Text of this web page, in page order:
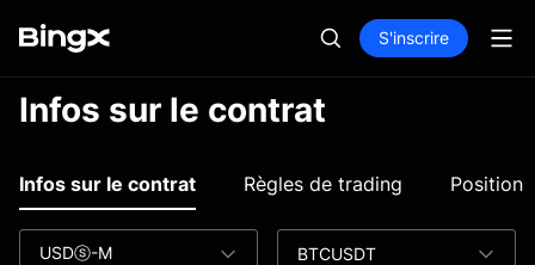
S'inscrire
Infos sur le contrat
Infos sur le contrat Règles de trading Position
USDⓢ-M BTCUSDT